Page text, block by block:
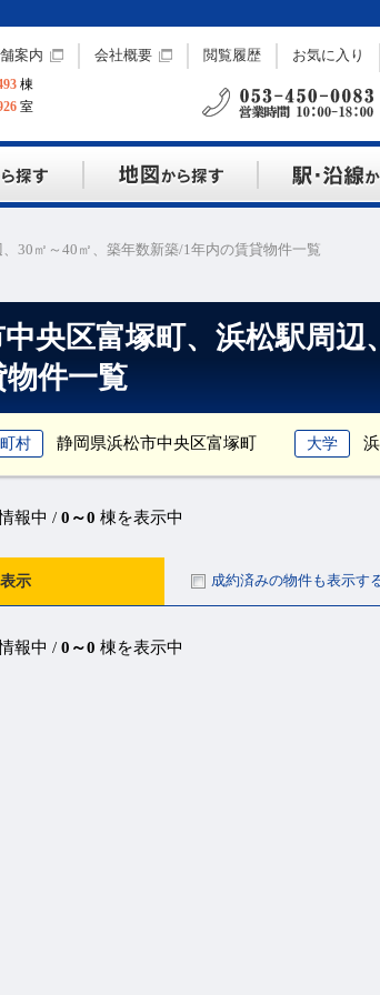
棟
室
案内 会社概要 閲覧履歴 お気に入り
30㎡～40㎡、築年数新築/1年内の賃貸物件一覧
央区富塚町、浜松駅周辺
件一覧
町村 静岡県浜松市中央区富塚町 大学
報中 / 0～0 棟を表示中
示 成約済みの物件も表示す
報中 / 0～0 棟を表示中